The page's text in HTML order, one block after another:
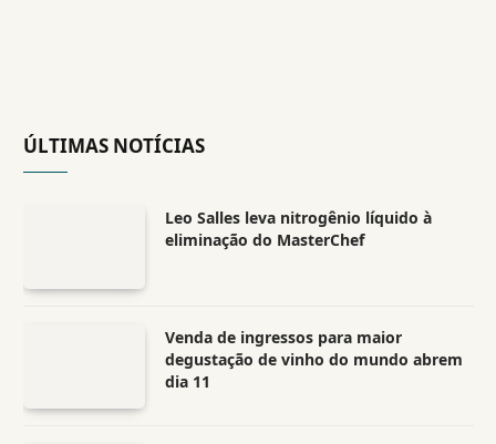
ÚLTIMAS NOTÍCIAS
Leo Salles leva nitrogênio líquido à
eliminação do MasterChef
Venda de ingressos para maior
degustação de vinho do mundo abrem
dia 11